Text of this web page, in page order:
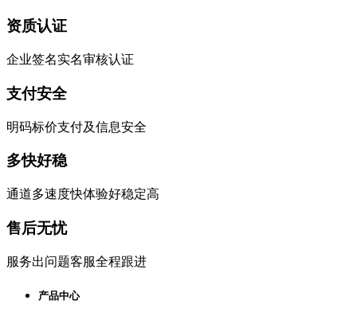
资质认证
企业签名实名审核认证
支付安全
明码标价支付及信息安全
多快好稳
通道多速度快体验好稳定高
售后无忧
服务出问题客服全程跟进
产品中心